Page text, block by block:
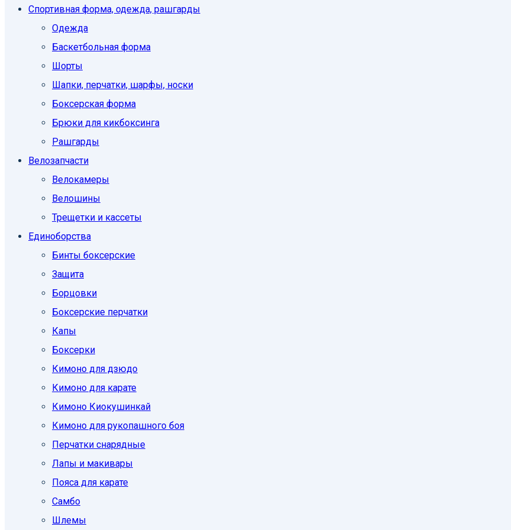
Спортивная форма, одежда, рашгарды
Одежда
Баскетбольная форма
Шорты
Шапки, перчатки, шарфы, носки
Боксерская форма
Брюки для кикбоксинга
Рашгарды
Велозапчасти
Велокамеры
Велошины
Трещетки и кассеты
Единоборcтва
Бинты боксерские
Защита
Борцовки
Боксерские перчатки
Капы
Боксерки
Кимоно для дзюдо
Кимоно для карате
Кимоно Киокушинкай
Кимоно для рукопашного боя
Перчатки снарядные
Лапы и макивары
Пояса для карате
Самбо
Шлемы